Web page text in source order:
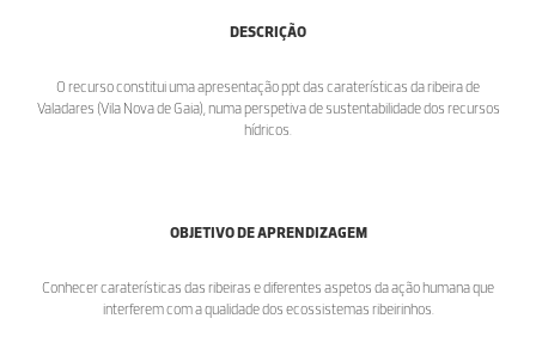
DESCRIÇÃO
O recurso constitui uma apresentação ppt das caraterísticas da ribeira de
Valadares (Vila Nova de Gaia), numa perspetiva de sustentabilidade dos recursos
hídricos.
OBJETIVO DE APRENDIZAGEM
Conhecer caraterísticas das ribeiras e diferentes aspetos da ação humana que
interferem com a qualidade dos ecossistemas ribeirinhos.